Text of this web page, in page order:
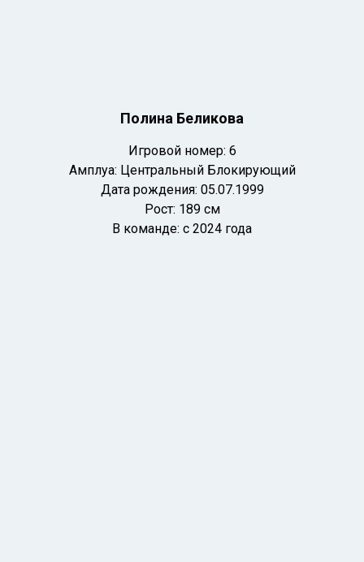
Полина Беликова
Игровой номер: 6
Амплуа: Центральный Блокирующий
Дата рождения: 05.07.1999
Рост: 189 см
В команде: с 2024 года